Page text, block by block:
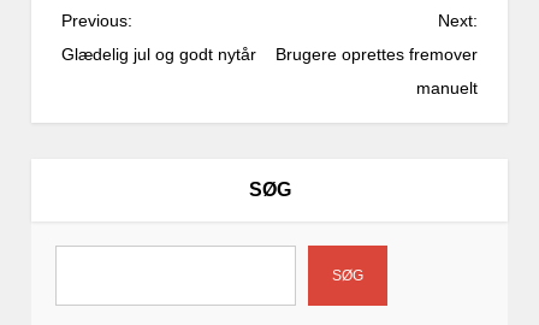
I
n
n
v
Previous:
Glædelig jul og godt nytår
Next:
Brugere oprettes fremover
manuelt
SØG
SØG